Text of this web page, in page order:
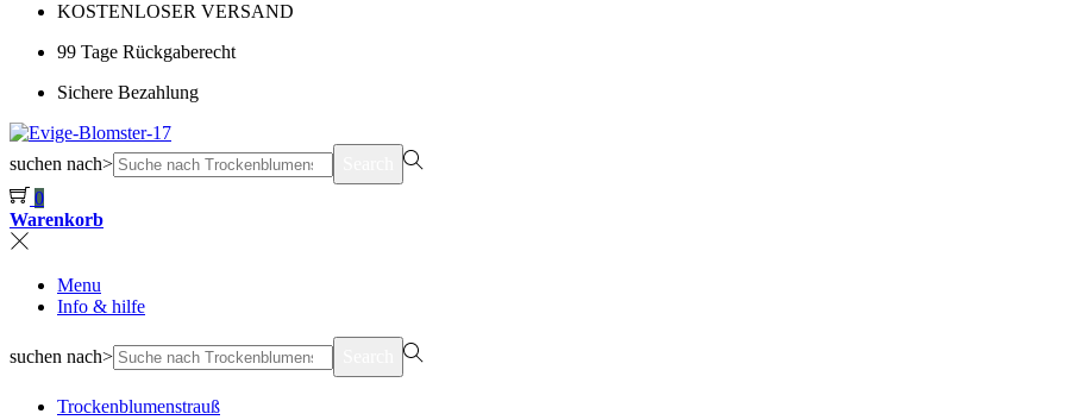
KOSTENLOSER VERSAND
99 Tage Rückgaberecht
Sichere Bezahlung
suchen nach>
0
Warenkorb
Menu
Info & hilfe
suchen nach>
Trockenblumenstrauß